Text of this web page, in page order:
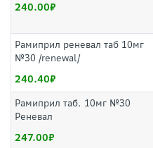
240.00
Рамиприл реневал таб 10мг
№30 /renewal/
240.40
Рамиприл таб. 10мг №30
Реневал
247.00